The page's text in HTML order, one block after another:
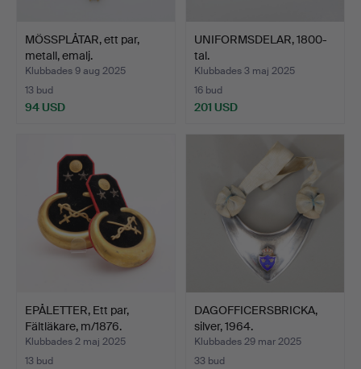
MÖSSPLÅTAR, ett par,
metall, emalj.
Klubbades 9 aug 2025
13 bud
94 USD
UNIFORMSDELAR, 1800-
tal.
Klubbades 3 maj 2025
16 bud
201 USD
EPÅLETTER, Ett par,
Fältläkare, m/1876.
Klubbades 2 maj 2025
13 bud
DAGOFFICERSBRICKA,
silver, 1964.
Klubbades 29 mar 2025
33 bud